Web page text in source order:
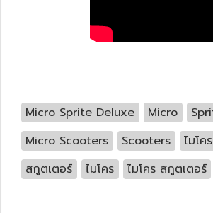
Micro Sprite Deluxe Micro
Micro Scooters
Scooters
ไมโค
สกูตเตอร์
ไมโคร ไมโคร สกูตเตอร์